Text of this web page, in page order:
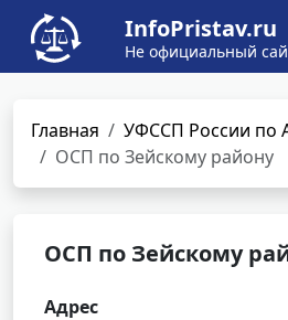
InfoPristav.ru
Не официальный
Главная
УФССП России по
ОСП по Зейскому району
ОСП по Зейскому
Адрес